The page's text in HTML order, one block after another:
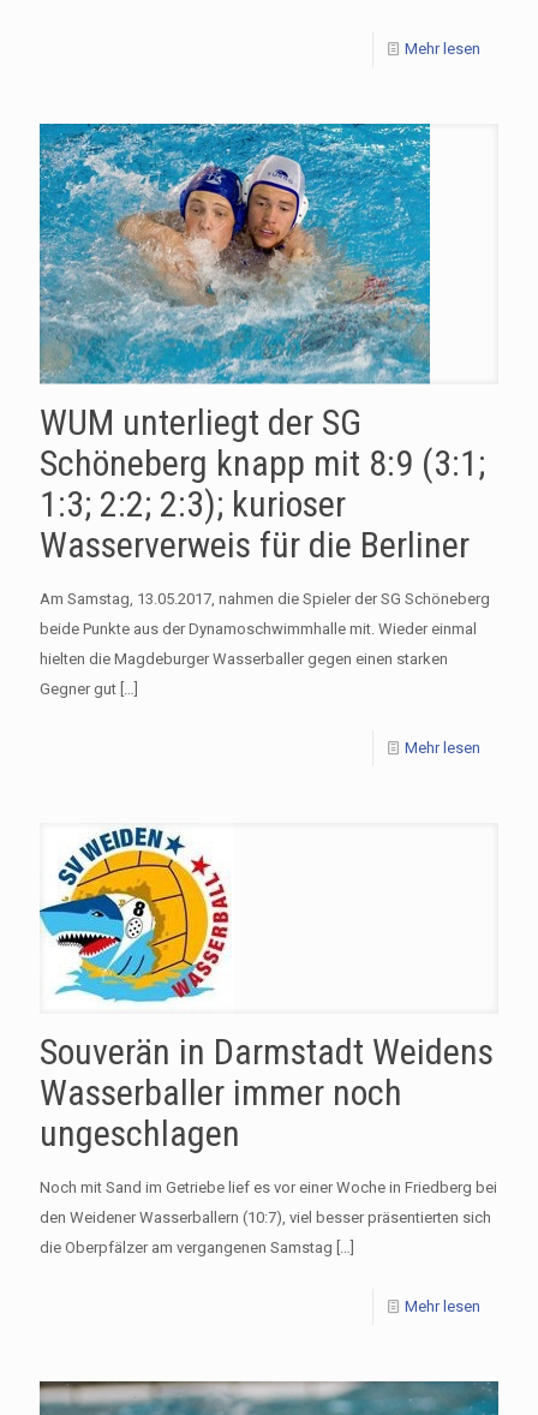
Mehr lesen
WUM unterliegt der SG
Schöneberg knapp mit 8:9 (3:1;
1:3; 2:2; 2:3); kurioser
Wasserverweis für die Berliner
Am Samstag, 13.05.2017, nahmen die Spieler der SG Schöneberg
beide Punkte aus der Dynamoschwimmhalle mit. Wieder einmal
hielten die Magdeburger Wasserballer gegen einen starken
Gegner gut […]
Mehr lesen
Souverän in Darmstadt Weidens
Wasserballer immer noch
ungeschlagen
Noch mit Sand im Getriebe lief es vor einer Woche in Friedberg bei
den Weidener Wasserballern (10:7), viel besser präsentierten sich
die Oberpfälzer am vergangenen Samstag […]
Mehr lesen